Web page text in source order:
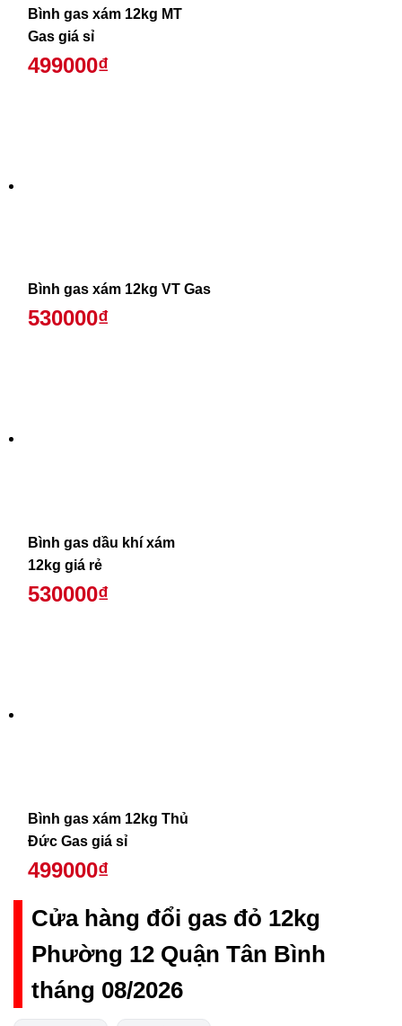
Bình gas xám 12kg MT
Gas giá sỉ
499000₫
Bình gas xám 12kg VT Gas
530000₫
Bình gas dầu khí xám
12kg giá rẻ
530000₫
Bình gas xám 12kg Thủ
Đức Gas giá sỉ
499000₫
Cửa hàng đổi gas đỏ 12kg
Phường 12 Quận Tân Bình
tháng 08/2026